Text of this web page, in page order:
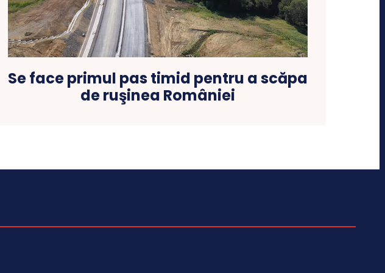
Se face primul pas timid pentru a scăpa
de ruşinea României